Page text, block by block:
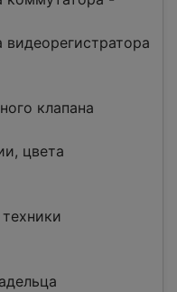
видеорегистратора
клапана
цвета